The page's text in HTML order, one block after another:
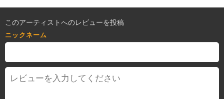
このアーティストへのレビューを投稿
ニックネーム